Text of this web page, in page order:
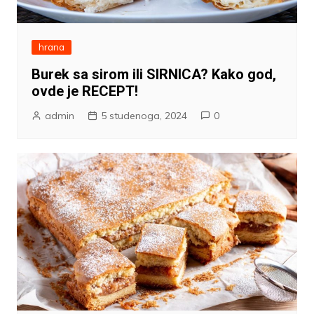
hrana
Burek sa sirom ili SIRNICA? Kako god,
ovde je RECEPT!
admin 5 studenoga, 2024 0